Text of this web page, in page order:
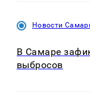
Новости
В Самаре
выбросов